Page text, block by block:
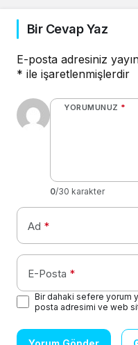
Bir Cevap Yaz
E-posta adresiniz
* ile işaretlenmişlerdir
YORUMUNUZ *
0/30 karakter
Ad *
E-Posta *
Bir dahaki sefere yorum
posta adresimi ve web